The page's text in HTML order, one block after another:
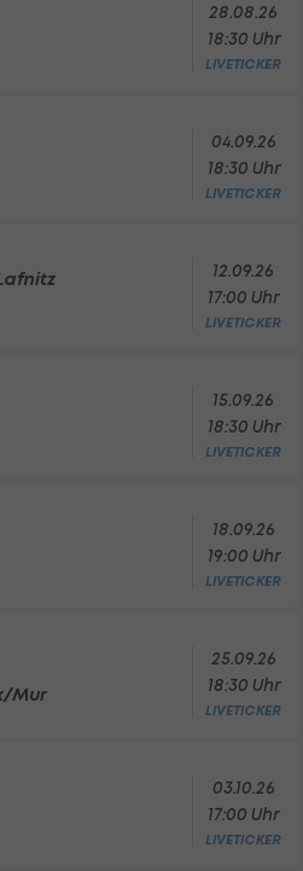
28.08.26
18:30 Uhr
LIVETICKER
04.09.26
18:30 Uhr
LIVETICKER
12.09.26
17:00 Uhr
LIVETICKER
15.09.26
18:30 Uhr
LIVETICKER
18.09.26
19:00 Uhr
LIVETICKER
Mur
25.09.26
18:30 Uhr
LIVETICKER
03.10.26
17:00 Uhr
LIVETICKER